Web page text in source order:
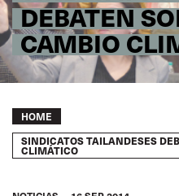
DEBATEN
CAMBIO
Breadcrumb
HOME
SINDICATOS TAILANDESES
CLIMÁTICO